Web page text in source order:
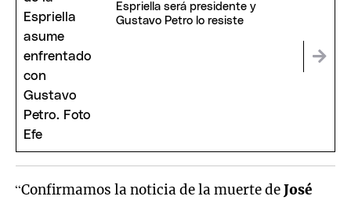
Espriella será presidente y
Gustavo Petro lo resiste
“Confirmamos la noticia de la muerte deJosé